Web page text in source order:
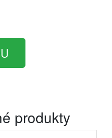
produkty